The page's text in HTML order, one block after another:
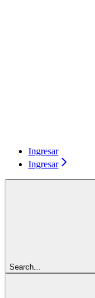
Ingresar
Ingresar
Search...